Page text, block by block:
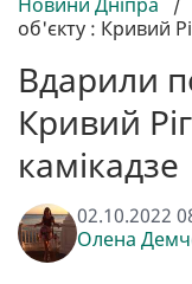
Новини Дніпра /
об'єкту : Кривий
Вдарили
Кривий
камікадзе
02.10.2022
Олена